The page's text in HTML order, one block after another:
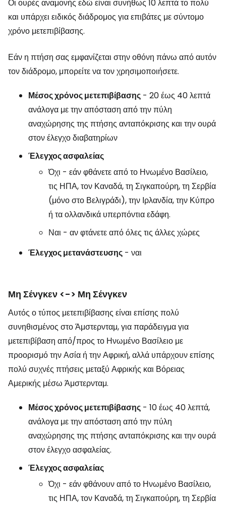
Οι ουρές αναμονής εδώ είναι συνήθως 10 λεπτά το πολύ
και υπάρχει ειδικός διάδρομος για επιβάτες με σύντομο
χρόνο μετεπιβίβασης.
Εάν η πτήση σας εμφανίζεται στην οθόνη πάνω από αυτόν
τον διάδρομο, μπορείτε να τον χρησιμοποιήσετε.
Μέσος χρόνος μετεπιβίβασης - 20 έως 40 λεπτά
ανάλογα με την απόσταση από την πύλη
αναχώρησης της πτήσης ανταπόκρισης και την ουρά
στον έλεγχο διαβατηρίων
Έλεγχος ασφαλείας
Όχι - εάν φθάνετε από το Ηνωμένο Βασίλειο,
τις ΗΠΑ, τον Καναδά, τη Σιγκαπούρη, τη Σερβία
(μόνο στο Βελιγράδι), την Ιρλανδία, την Κύπρο
ή τα ολλανδικά υπερπόντια εδάφη.
Ναι - αν φτάνετε από όλες τις άλλες χώρες
Έλεγχος μετανάστευσης - ναι
Μη Σένγκεν <-> Μη Σένγκεν
Αυτός ο τύπος μετεπιβίβασης είναι επίσης πολύ
συνηθισμένος στο Άμστερνταμ, για παράδειγμα για
μετεπιβίβαση από/προς το Ηνωμένο Βασίλειο με
προορισμό την Ασία ή την Αφρική, αλλά υπάρχουν επίσης
πολύ συχνές πτήσεις μεταξύ Αφρικής και Βόρειας
Αμερικής μέσω Άμστερνταμ.
Μέσος χρόνος μετεπιβίβασης - 10 έως 40 λεπτά,
ανάλογα με την απόσταση από την πύλη
αναχώρησης της πτήσης ανταπόκρισης και την ουρά
στον έλεγχο ασφαλείας.
Έλεγχος ασφαλείας
Όχι - εάν φθάνουν από το Ηνωμένο Βασίλειο,
τις ΗΠΑ, τον Καναδά, τη Σιγκαπούρη, τη Σερβία